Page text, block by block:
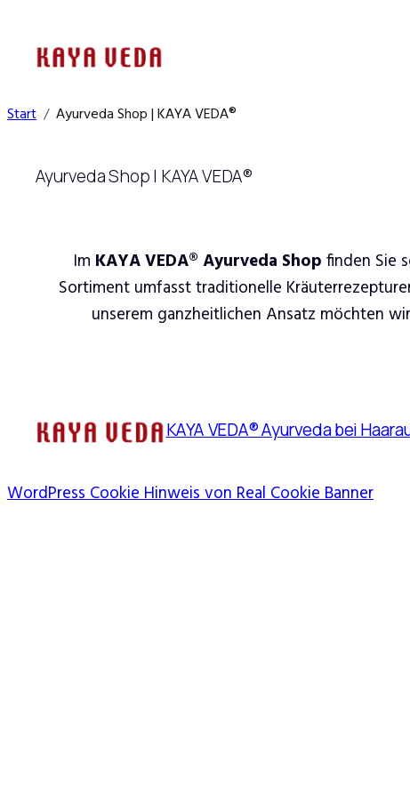
Inhalt
springen
Start Ayurveda Shop | KAYA VEDA®
Ayurveda Shop | KAYA VEDA®
Im KAYA VEDA® Ayurveda Shop finden Sie
Sortiment umfasst traditionelle
unserem ganzheitlichen Ansatz möchten
KAYA VEDA® Ayurveda bei
WordPress Cookie Hinweis von Real Cookie Banner